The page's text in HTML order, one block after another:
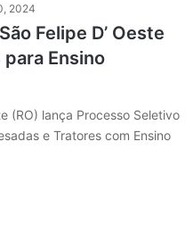
2024
Felipe D’ Oeste
Ensino
(RO) lança Processo Seletivo
e Tratores com Ensino